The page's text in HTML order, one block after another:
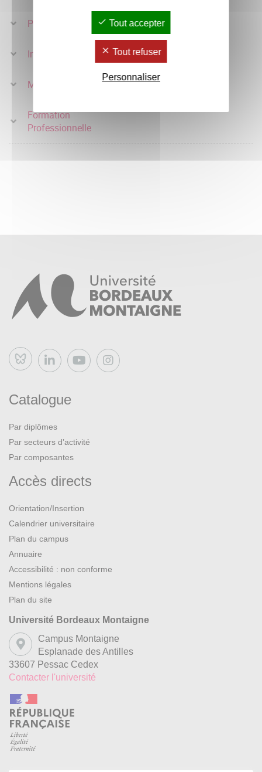
Professeur Invité
Intégrité scientifique
Mois Montaigne
Formation
Professionnelle
Bluesky
Catalogue
Par diplômes
Par secteurs d’activité
Par composantes
Accès directs
Orientation/Insertion
Calendrier universitaire
Plan du campus
Annuaire
Accessibilité : non conforme
Mentions légales
Plan du site
Université Bordeaux Montaigne
Campus Montaigne
Esplanade des Antilles
33607 Pessac Cedex
Contacter l'université
Tout accepter
Tout refuser
Personnaliser